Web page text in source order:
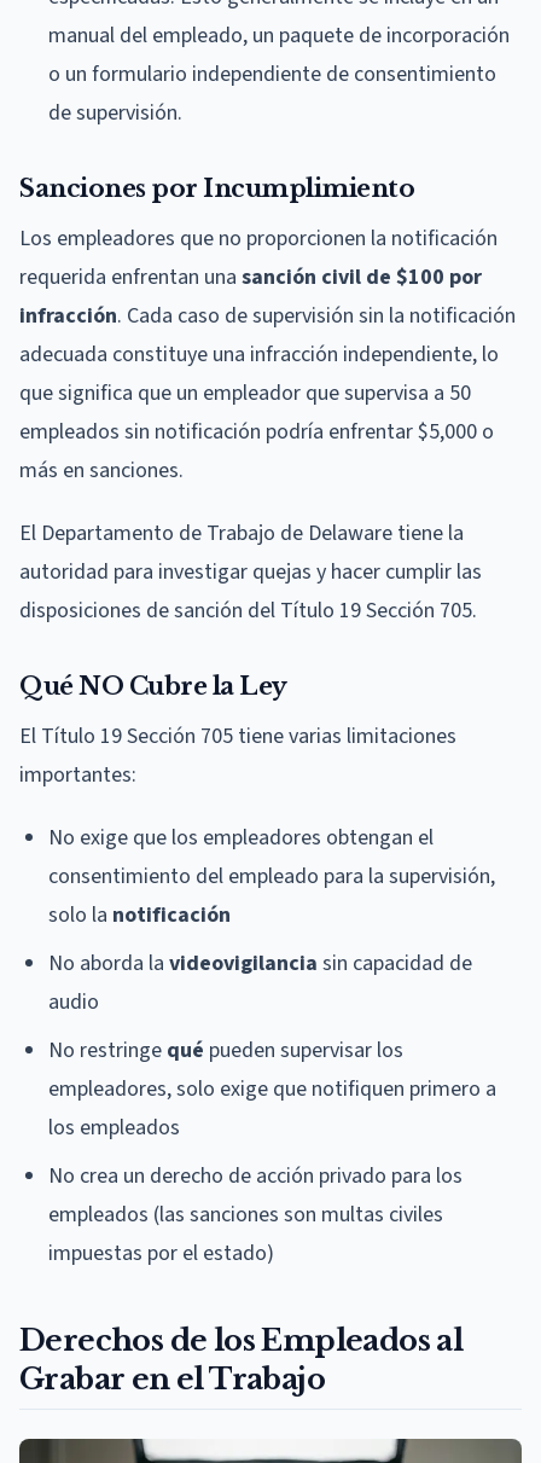
manual del empleado, un paquete de incorporación
o un formulario independiente de consentimiento
de supervisión.
Sanciones por Incumplimiento
Los empleadores que no proporcionen la notificación
requerida enfrentan una sanción civil de $100 por
infracción. Cada caso de supervisión sin la notificación
adecuada constituye una infracción independiente, lo
que significa que un empleador que supervisa a 50
empleados sin notificación podría enfrentar $5,000 o
más en sanciones.
El Departamento de Trabajo de Delaware tiene la
autoridad para investigar quejas y hacer cumplir las
disposiciones de sanción del Título 19 Sección 705.
Qué NO Cubre la Ley
El Título 19 Sección 705 tiene varias limitaciones
importantes:
No exige que los empleadores obtengan el
consentimiento del empleado para la supervisión,
solo la notificación
No aborda la videovigilancia sin capacidad de
audio
No restringe qué pueden supervisar los
empleadores, solo exige que notifiquen primero a
los empleados
No crea un derecho de acción privado para los
empleados (las sanciones son multas civiles
impuestas por el estado)
Derechos de los Empleados al
Grabar en el Trabajo